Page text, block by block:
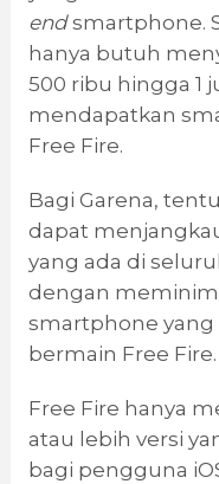
endsmartphone.
hanya butuh
500 ribu hingga 1
mendapatkan
Free Fire.
Bagi Garena,
dapat
yang ada di
dengan
smartphone
bermain Free Fire.
Free Fire hanya
atau lebih versi
bagi pengguna